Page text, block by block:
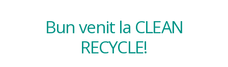
Bun venit la CLEAN
RECYCLE!